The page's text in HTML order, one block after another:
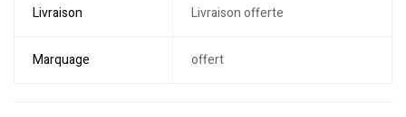
Livraison Livraison offerte
Marquage offert